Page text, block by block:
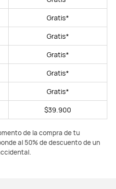
Gratis*
Gratis*
Gratis*
Gratis*
Gratis*
$39.900
de la compra de tu
al 50% de descuento de un